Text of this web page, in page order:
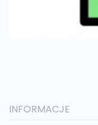
INFORMACJE